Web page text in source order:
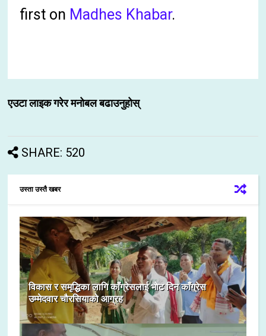
first on Madhes Khabar.
एउटा लाइक गरेर मनोबल बढाउनुहोस्
SHARE: 520
उस्ता उस्तै खबर
विकास र समृद्धिका लागि काँग्रेसलाई भोट दिन काँग्रेस
उम्मेदवार चौरसियाको आग्रह